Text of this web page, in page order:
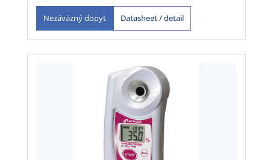
Nezáväzný dopyt Datasheet / detail